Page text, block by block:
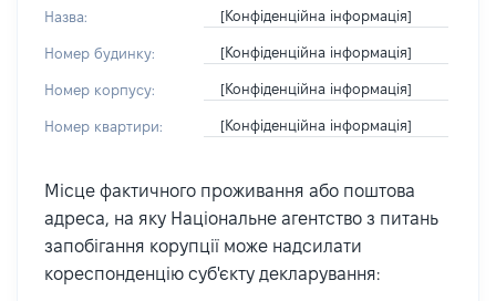
Назва: [Конфіденційна інформація]
Номер будинку: [Конфіденційна інформація]
Номер корпусу: [Конфіденційна інформація]
Номер квартири: [Конфіденційна інформація]
Місце фактичного проживання або поштова
адреса, на яку Національне агентство з питань
запобігання корупції може надсилати
кореспонденцію суб'єкту декларування: